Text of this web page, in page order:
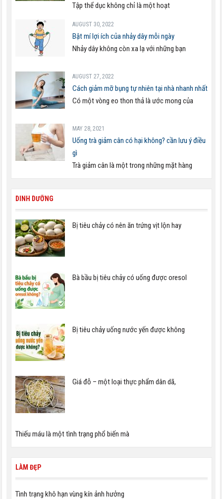
Tập thể dục không chỉ là một hoạt
AUGUST 30, 2022
Bật mí lợi ích của nhảy dây mỗi ngày
Nhảy dây không còn xa lạ với những bạn
AUGUST 27, 2022
Cách giảm mỡ bụng tự nhiên tại nhà nhanh nhất
Có một vòng eo thon thả là ước mong của
MAY 28, 2021
Uống trà giảm cân có hại không? cần lưu ý điều
gì
Trà giảm cân là một trong những mặt hàng
DINH DƯỠNG
Bị tiêu chảy có nên ăn trứng vịt lộn hay
Bà bầu bị tiêu chảy có uống được oresol
Bị tiêu chảy uống nước yến được không
Giá đỗ – một loại thực phẩm dân dã,
Thiếu máu là một tình trạng phổ biến mà
LÀM ĐẸP
Tình trạng khô hạn vùng kín ảnh hưởng